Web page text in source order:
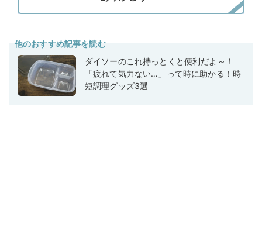
他のおすすめ記事を読む
ダイソーのこれ持っとくと便利だよ～！
「疲れて気力ない…」って時に助かる！時
短調理グッズ3選